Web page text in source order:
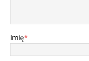
Imię*